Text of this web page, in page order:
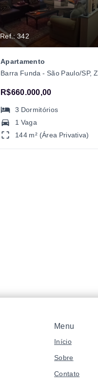
Ref.: 342
Apartamento
R$660.000,00
3 Dormitórios
1 Vaga
144 m² (Área Privativa)
Menu
Início
Sobre
Contato